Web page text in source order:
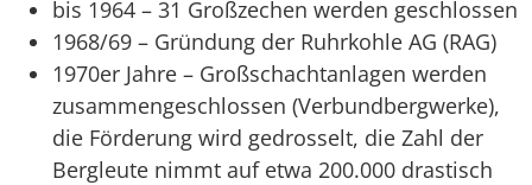
bis 1964 – 31 Großzechen werden geschlossen
1968/69 – Gründung der Ruhrkohle AG (RAG)
1970er Jahre – Großschachtanlagen werden
zusammengeschlossen (Verbundbergwerke),
die Förderung wird gedrosselt, die Zahl der
Bergleute nimmt auf etwa 200.000 drastisch